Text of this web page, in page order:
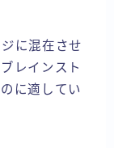
に混在させ
レインスト
に適してい